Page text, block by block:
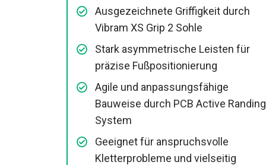
Ausgezeichnete Griffigkeit durch
Vibram XS Grip 2 Sohle
Stark asymmetrische Leisten für
präzise Fußpositionierung
Agile und anpassungsfähige
Bauweise durch PCB Active Randing
System
Geeignet für anspruchsvolle
Kletterprobleme und vielseitig